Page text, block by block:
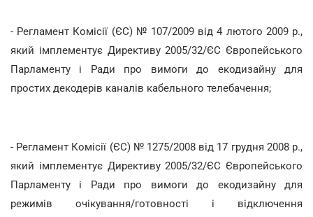
- Регламент Комісії (ЄС) № 107/2009 від 4 лютого 2009 р.,
який імплементує Директиву 2005/32/ЄС Європейського
Парламенту і Ради про вимоги до екодизайну для
простих декодерів каналів кабельного телебачення;
- Регламент Комісії (ЄС) № 1275/2008 від 17 грудня 2008 р.,
який імплементує Директиву 2005/32/ЄС Європейського
Парламенту і Ради про вимоги до екодизайну для
режимів очікування/готовності і відключення